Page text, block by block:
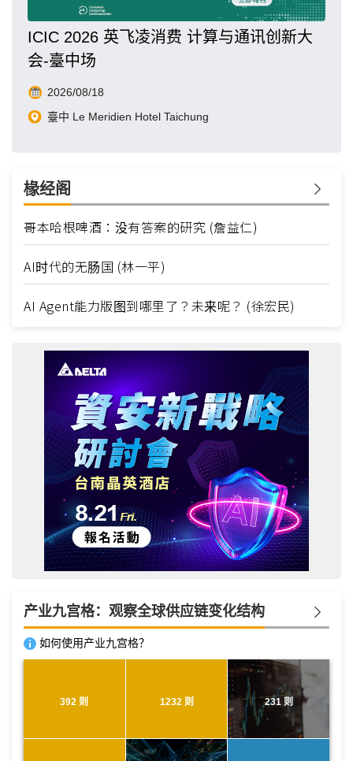
ICIC 2026 英飞凌消费 计算与通讯创新大
会-臺中场
2026/08/18
臺中 Le Meridien Hotel Taichung
椽经阁
哥本哈根啤酒：没有答案的研究 (詹益仁)
AI时代的无肠国 (林一平)
AI Agent能力版图到哪里了？未来呢？ (徐宏民)
产业九宫格：观察全球供应链变化结构
如何使用产业九宫格？
392 则 1232 则 231 则